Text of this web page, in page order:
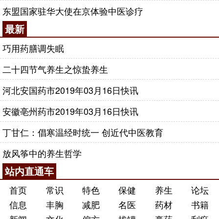
东盟国家驻华大使在京体验中医诊疗
最新
巧用药膳调失眠
二十四节气养生之惊蛰养生
河北安国药市2019年03月16日快讯
安徽亳州药市2019年03月16日快讯
丁甘仁：倡寒温经时统一 创近代中医教育
放风筝中的养生哲学
站内直通车
首页 常识 特色 保健 养生
论坛
信息
丰胸 减肥 名医 药材
书籍